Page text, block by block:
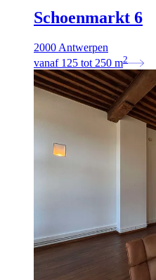
Schoenmarkt 6
2000 Antwerpen
vanaf 125 tot 250 m2